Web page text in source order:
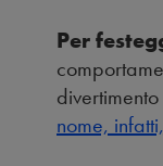
Per
nome,